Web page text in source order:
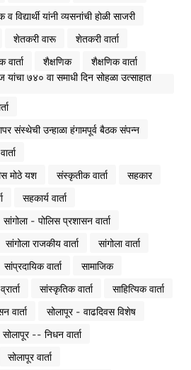
यांनी व्यसनांची होळी साजरी
शेतकरी वारू
शेतकरी वार्ता
शैक्षणिक
शैक्षणिक वार्ता
यांचा ७४० वा समाधी दिन सोहळा उत्साहात
संस्थेची उन्हाळा हंगामपूर्व बैठक संपन्न
मोठे यश
संस्कृतीक वार्ता
सहकार
सहकार्य वार्ता
सांगोला - पोलिस प्रशासन वार्ता
सांगोला राजकीय वार्ता
सांगोला वार्ता
सांप्रदायिक वार्ता
सामाजिक
सांस्कृतिक वार्ता
साहित्यिक वार्ता
वार्ता
सोलापूर - वाढदिवस विशेष
सोलापूर -- निधन वार्ता
सोलापूर वार्ता